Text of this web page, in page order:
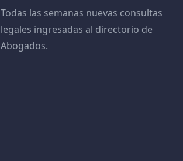
Todas las semanas nuevas consultas
legales ingresadas al directorio de
Abogados.